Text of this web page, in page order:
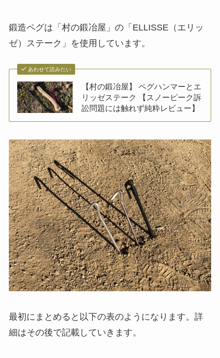
鍛造ペグは「村の鍛冶屋」の「ELLISSE（エリッ
ゼ）ステーク」を使用しています。
あわせて読みたい
【村の鍛冶屋】 ペグハンマーとエ
リッゼステーク 【スノーピーク訴
訟問題には触れず純粋レビュー】
最初にまとめると以下の表のようになります。詳
細はその後で記載していきます。